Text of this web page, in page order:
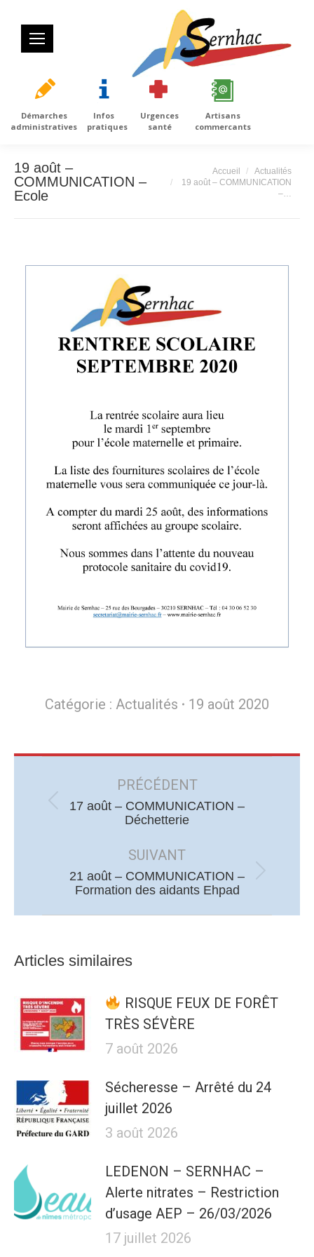
Démarches
administratives
Infos
pratiques
Urgences
santé
Artisans
commercants
19 août –
COMMUNICATION –
Ecole
Vous êtes ici :
Accueil
Actualités
19 août – COMMUNICATION
–…
Catégorie : Actualités 19 août 2020
PRÉCÉDENT
Article
:
17 août – COMMUNICATION –
Déchetterie
SUIVANT
Article
21 août – COMMUNICATION –
Formation des aidants Ehpad
Articles similaires
RISQUE FEUX DE FORÊT
TRÈS SÉVÈRE
7 août 2026
Sécheresse – Arrêté du 24
juillet 2026
3 août 2026
LEDENON – SERNHAC –
Alerte nitrates – Restriction
d’usage AEP – 26/03/2026
17 juillet 2026